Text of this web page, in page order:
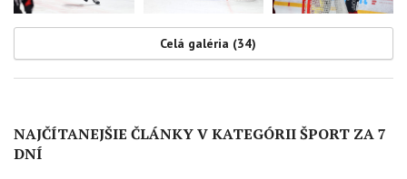
Celá galéria (34)
NAJČÍTANEJŠIE ČLÁNKY V KATEGÓRII ŠPORT ZA 7
DNÍ